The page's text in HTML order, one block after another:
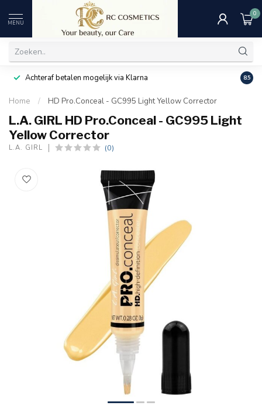
MENU
0
Achteraf betalen mogelijk via Klarna 8.5
Home / HD Pro.Conceal - GC995 Light Yellow Corrector
L.A. GIRL HD Pro.Conceal - GC995 Light
Yellow Corrector
L.A. GIRL (0)